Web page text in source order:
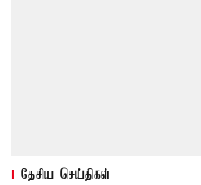
தேசிய செய்திகள்